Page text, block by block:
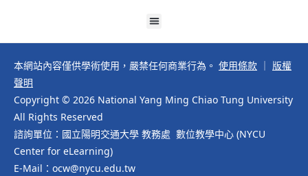
本網站內容僅供學術使用，嚴禁任何商業行為。 使用條款
版權
聲明
Copyright © 2026 National Yang Ming Chiao Tung University
All Rights Reserved
諮詢單位：國立陽明交通大學 教務處 數位教學中心 (NYCU
Center for eLearning)
E-Mail：ocw@nycu.edu.tw